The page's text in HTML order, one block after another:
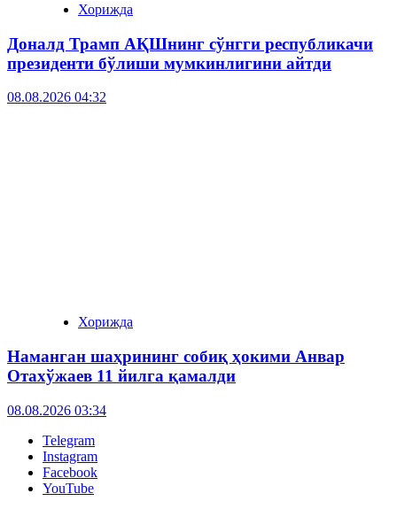
Хорижда
Доналд Трамп АҚШнинг сўнгги республикачи
президенти бўлиши мумкинлигини айтди
08.08.2026 04:32
Хорижда
Наманган шаҳрининг собиқ ҳокими Анвар
Отахўжаев 11 йилга қамалди
08.08.2026 03:34
Telegram
Instagram
Facebook
YouTube